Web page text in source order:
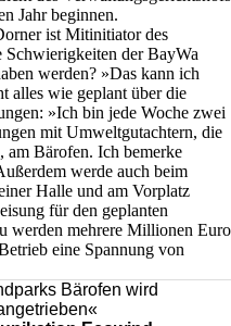
Jahr beginnen.
ist Mitinitiator des
Schwierigkeiten der BayWa
werden? »Das kann ich
alles wie geplant über die
»Ich bin jede Woche zwei
mit Umweltgutachtern, die
am Bärofen. Ich bemerke
werde auch beim
Halle und am Vorplatz
für den geplanten
werden mehrere Millionen Euro
eine Spannung von
Bärofen wird